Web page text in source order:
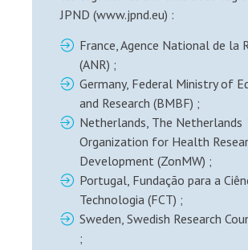
JPND (www.jpnd.eu) :
France, Agence National de la
(ANR) ;
Germany, Federal Ministry of
and Research (BMBF) ;
Netherlands, The Netherlands
Organization for Health
Development (ZonMW) ;
Portugal, Fundação para a
Technologia (FCT) ;
Sweden, Swedish Research
;